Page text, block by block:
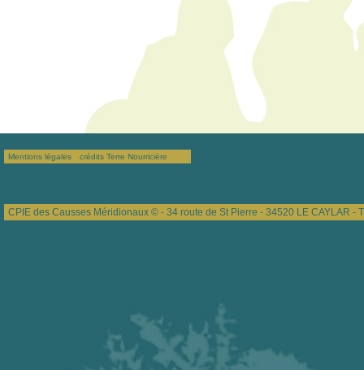
Mentions légales crédits Terre Nourricière
CPIE des Causses Méridionaux © - 34 route de St Pierre - 34520 LE CAYLAR -